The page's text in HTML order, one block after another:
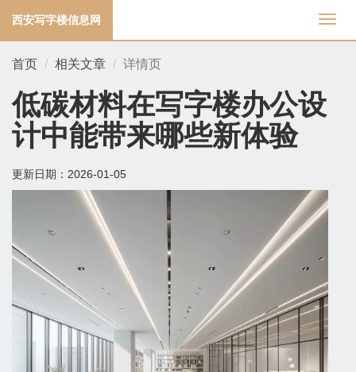
切
换
西安写字楼信息网
首页 相关文章 详情页
低碳材料在写字楼办公设
计中能带来哪些新体验
更新日期： 2026-01-05